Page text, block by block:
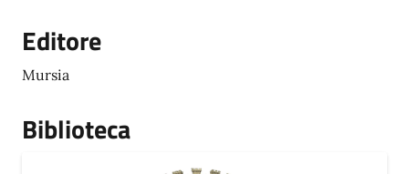
Editore
Mursia
Biblioteca